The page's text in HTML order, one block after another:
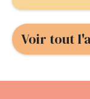
Voir tout